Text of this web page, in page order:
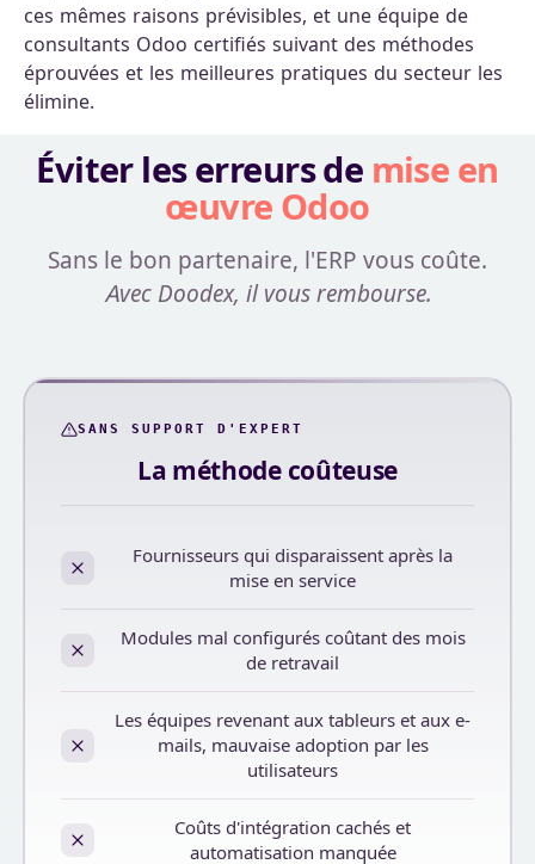
ces mêmes raisons prévisibles, et une équipe de
consultants Odoo certifiés suivant des méthodes
éprouvées et les meilleures pratiques du secteur les
élimine.
Éviter les erreurs de mise en
œuvre Odoo
Sans le bon partenaire, l'ERP vous coûte.
Avec Doodex, il vous rembourse.
SANS SUPPORT D'EXPERT
La méthode coûteuse
Fournisseurs qui disparaissent après la
mise en service
Modules mal configurés coûtant des mois
de retravail
Les équipes revenant aux tableurs et aux e-
mails, mauvaise adoption par les
utilisateurs
Coûts d'intégration cachés et
automatisation manquée